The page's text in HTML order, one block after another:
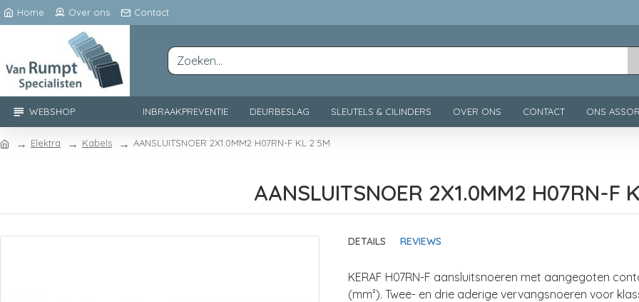
Home Over ons Contact
WEBSHOP INBRAAKPREVENTIE DEURBESLAG SLEUTELS & CILINDERS OVER ONS CONTACT ONS
Elektra Kabels AANSLUITSNOER 2X1.0MM2 H07RN-F KL 2 5M
AANSLUITSNOER 2X1.0MM2 H07RN-F
DETAILS REVIEWS
KERAF H07RN-F aansluitsnoeren met aangegoten
(mm²). Twee- en drie aderige vervangsnoeren voor